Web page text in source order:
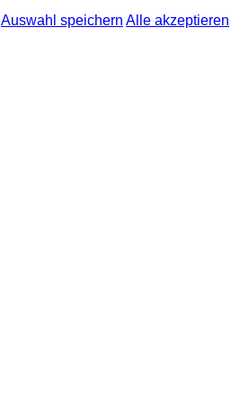
Auswahl speichern Alle akzeptieren